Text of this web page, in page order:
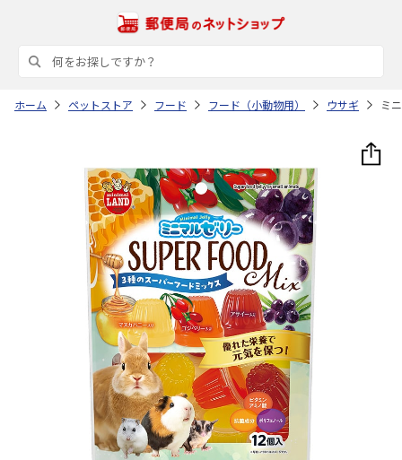
ホーム ペットストア フード フード（小動物用） ウサギ ミ